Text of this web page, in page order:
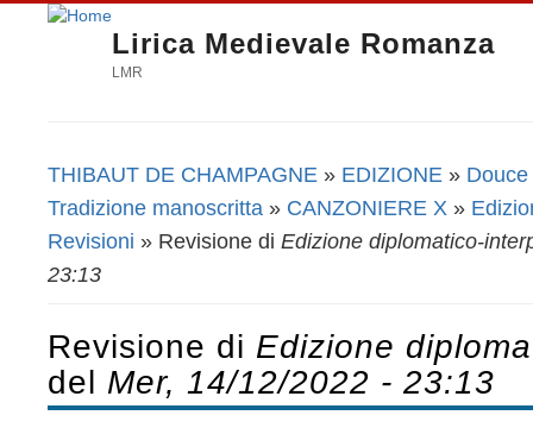
Lirica Medievale Romanza
LMR
Tu sei qui
THIBAUT DE CHAMPAGNE » EDIZIONE »
Tradizione manoscritta » CANZONIERE X »
Revisioni » Revisione di Edizione diplomatico-
23:13
Revisione di Edizione
del Mer, 14/12/2022 - 23:13